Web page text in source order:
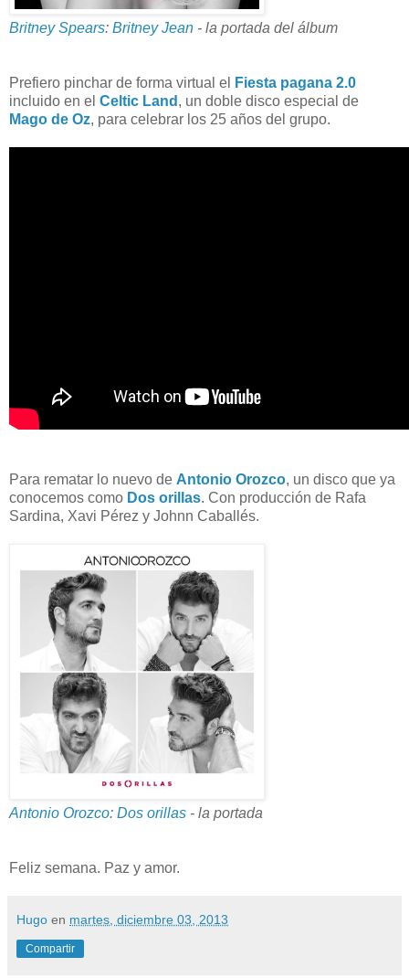
Britney Spears: Britney Jean - la portada del álbum
Prefiero pinchar de forma virtual el
Fiesta pagana 2.0
incluido en el Celtic Land , un doble disco especial de
Mago de Oz, para celebrar los 25 años del grupo.
Para rematar lo nuevo de Antonio Orozco, un disco que ya
conocemos como Dos orillas. Con producción de Rafa
Sardina, Xavi Pérez y Johnn Caballés.
Antonio Orozco: Dos orillas - la portada
Feliz semana. Paz y amor.
Hugo en martes, diciembre 03, 2013
Compartir